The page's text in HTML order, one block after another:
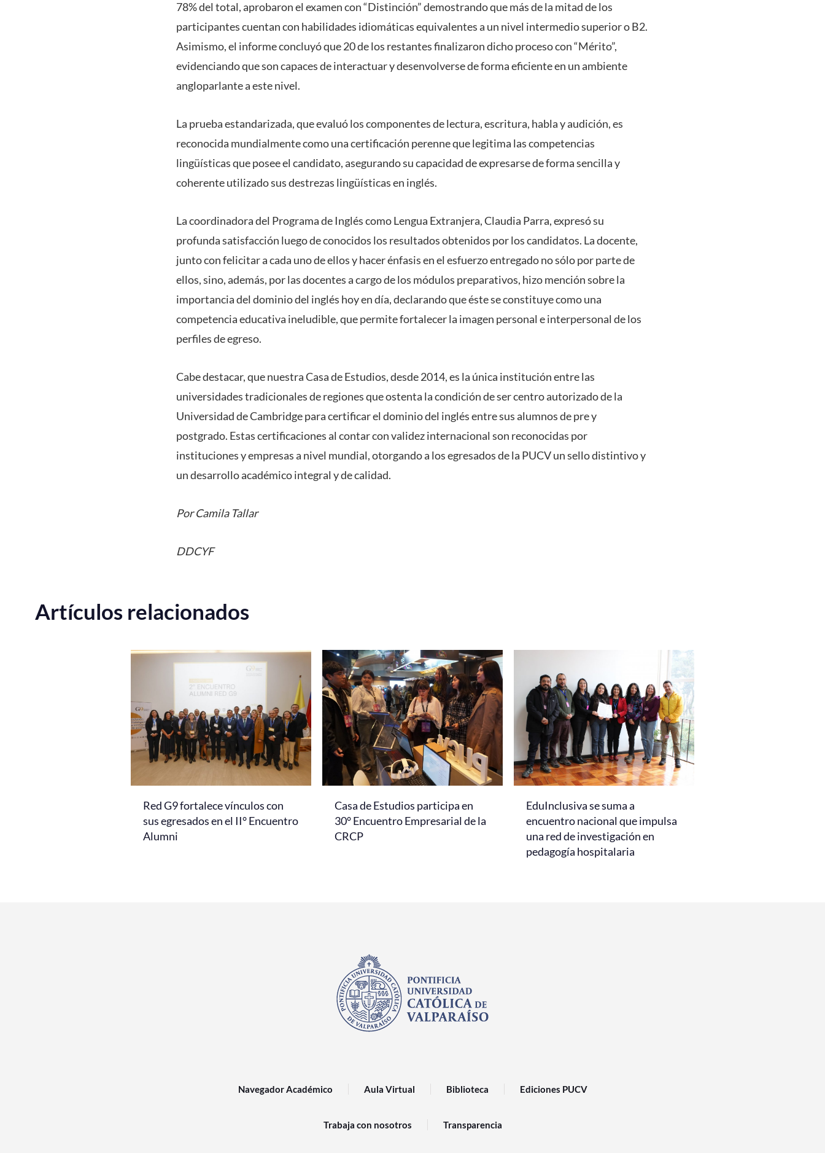
78% del total, aprobaron el examen con “Distinción” demostrando que más de la mitad de los
participantes cuentan con habilidades idiomáticas equivalentes a un nivel intermedio superior o B2.
Asimismo, el informe concluyó que 20 de los restantes finalizaron dicho proceso con “Mérito”,
evidenciando que son capaces de interactuar y desenvolverse de forma eficiente en un ambiente
angloparlante a este nivel.
La prueba estandarizada, que evaluó los componentes de lectura, escritura, habla y audición, es
reconocida mundialmente como una certificación perenne que legitima las competencias
lingüísticas que posee el candidato, asegurando su capacidad de expresarse de forma sencilla y
coherente utilizado sus destrezas lingüísticas en inglés.
La coordinadora del Programa de Inglés como Lengua Extranjera, Claudia Parra, expresó su
profunda satisfacción luego de conocidos los resultados obtenidos por los candidatos. La docente,
junto con felicitar a cada uno de ellos y hacer énfasis en el esfuerzo entregado no sólo por parte de
ellos, sino, además, por las docentes a cargo de los módulos preparativos, hizo mención sobre la
importancia del dominio del inglés hoy en día, declarando que éste se constituye como una
competencia educativa ineludible, que permite fortalecer la imagen personal e interpersonal de los
perfiles de egreso.
Cabe destacar, que nuestra Casa de Estudios, desde 2014, es la única institución entre las
universidades tradicionales de regiones que ostenta la condición de ser centro autorizado de la
Universidad de Cambridge para certificar el dominio del inglés entre sus alumnos de pre y
postgrado. Estas certificaciones al contar con validez internacional son reconocidas por
instituciones y empresas a nivel mundial, otorgando a los egresados de la PUCV un sello distintivo y
un desarrollo académico integral y de calidad.
Por Camila Tallar
DDCYF
Artículos relacionados
Red G9 fortalece vínculos con
sus egresados en el II° Encuentro
Alumni
Casa de Estudios participa en
30° Encuentro Empresarial de la
CRCP
EduInclusiva se suma a
encuentro nacional que impulsa
una red de investigación en
pedagogía hospitalaria
Navegador Académico Aula Virtual Biblioteca Ediciones PUCV
Trabaja con nosotros Transparencia